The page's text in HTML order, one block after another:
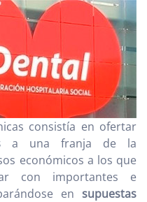
consistía en ofertar
a una franja de la
económicos a los que
con importantes e
en supuestas